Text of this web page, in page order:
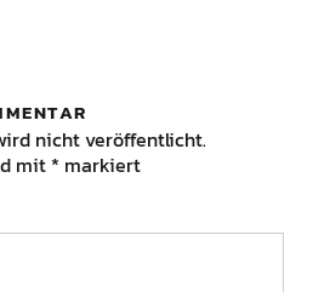
nicht veröffentlicht.
mit * markiert